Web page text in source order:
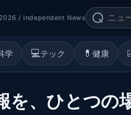
/ Independent News
学 💻テック 💊 健康
を、ひとつの